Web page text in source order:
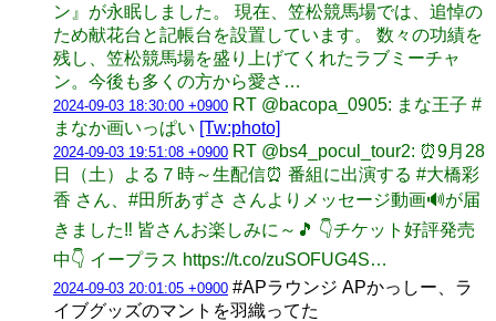
ン』が永眠しました。 現在、笠松競馬場では、追悼の
ため献花台と記帳台を設置しています。 数々の功績を
残し、笠松競馬場を盛り上げてくれたラブミーチャ
ン。今後も多くの方から愛さ…
2024-09-03 18:30:00 +0900 RT @bacopa_0905: まな王子 #
まなか画いっぱい [Tw:photo]
2024-09-03 19:51:08 +0900 RT @bs4_pocul_tour2: ⏰9月28
日（土）よる７時～生配信⏰ 番組に出演する #大橋彩
香 さん、#田所あずさ さんよりメッセージ動画🔊が届
きました‼️ 皆さんお楽しみに～🎵 👇チケット好評発売
中👇 イープラス https://t.co/zuSOFUG4S…
2024-09-03 20:01:05 +0900 #APラウンジ APかっしー、ラ
イブグッズのマントを羽織ってた